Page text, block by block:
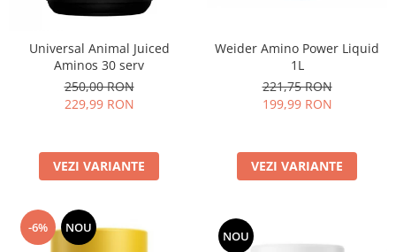
Universal Animal Juiced
Aminos 30 serv
250,00 RON
229,99 RON
VEZI VARIANTE
Weider Amino Power Liquid
1L
221,75 RON
199,99 RON
VEZI VARIANTE
-6% NOU
NOU